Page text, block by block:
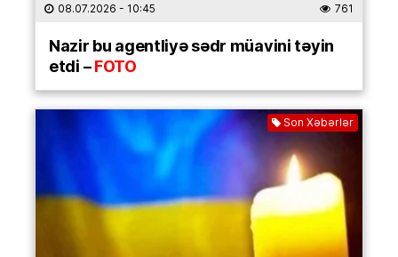
08.07.2026 - 10:45 761
Nazir bu agentliyə sədr müavini təyin
etdi –FOTO
Son Xəbərlər